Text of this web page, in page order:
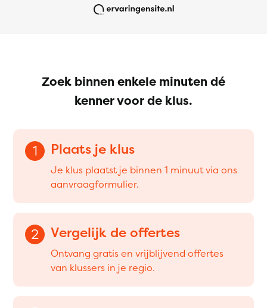
Zoek binnen enkele minuten dé
kenner voor de klus.
1 Plaats je klus
Je klus plaatst je binnen 1 minuut via ons
aanvraagformulier.
2 Vergelijk de offertes
Ontvang gratis en vrijblijvend offertes
van klussers in je regio.